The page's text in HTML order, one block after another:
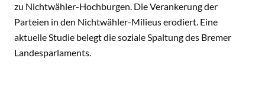
zu Nichtwähler-Hochburgen. Die Verankerung der
Parteien in den Nichtwähler-Milieus erodiert. Eine
aktuelle Studie belegt die soziale Spaltung des Bremer
Landesparlaments.